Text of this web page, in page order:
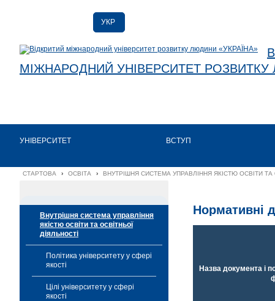
УКР
ENG
МІЖНАРОДНИЙ УНІВЕРСИТЕТ РОЗВИТКУ
УНІВЕРСИТЕТ ВСТУП
СТАРТОВА › ОСВІТА › ВНУТРІШНЯ СИСТЕМА УПРАВЛІННЯ ЯКІСТЮ ОСВІТИ ТА
Внутрішня система управління
якістю освіти та освітньої
діяльності
Політика університету у сфері
якості
Цілі університету у сфері
якості
Нормативні
Назва документа і